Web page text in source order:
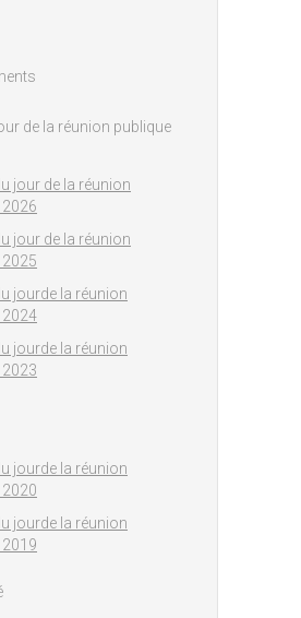
de la réunion publique
jour de la réunion
jour de la réunion
jourde la réunion
2024
jourde la réunion
jourde la réunion
jourde la réunion